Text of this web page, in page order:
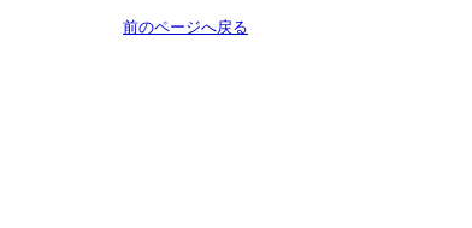
前のページへ戻る